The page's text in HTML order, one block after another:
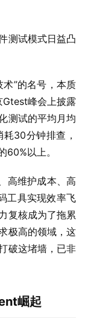
测试模式日益凸
”的名号，本质
Gtest峰会上披露
测试的平均月均
30分钟排查，
60%以上。
高维护成本、高
工具实现效率飞
复核成为了拖累
极高的领域，这
破这堵墙，已非
崛起